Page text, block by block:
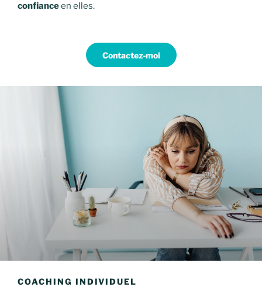
confianceen elles.
Contactez-moi
COACHING INDIVIDUEL